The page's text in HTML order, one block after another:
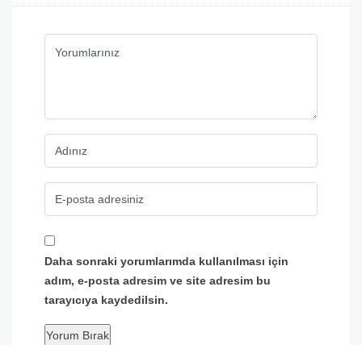
Daha sonraki yorumlarımda kullanılması için
adım, e-posta adresim ve site adresim bu
tarayıcıya kaydedilsin.